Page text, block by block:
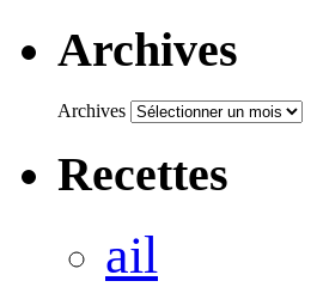
Archives
Archives
Recettes
ail